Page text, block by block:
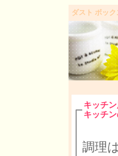
ダスト ボック
キッチン
キッチ
調理